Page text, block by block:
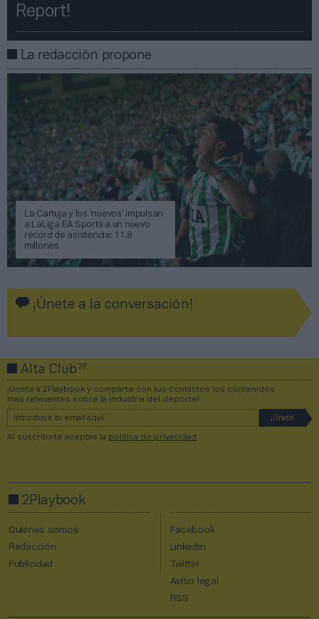
Report!​​
La redacción propone
La Cartuja y los ‘nuevos’ impulsan
a LaLiga EA Sports a un nuevo
récord de asistencia: 11,8
millones
¡Únete a la conversación!
Alta Club2P
¡Únete a 2Playbook y comparte con tus contactos los contenidos
más relevantes sobre la industria del deporte!
Al suscribirte aceptas la política de privacidad .
2Playbook
Quiénes somos
Redacción
Publicidad
Facebook
Linkedin
Twitter
Aviso legal
RSS